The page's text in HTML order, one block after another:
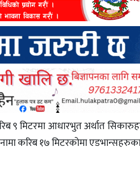
९ मिटरमा आधारभुत अर्थात
करिब १७ मिटरकोमा